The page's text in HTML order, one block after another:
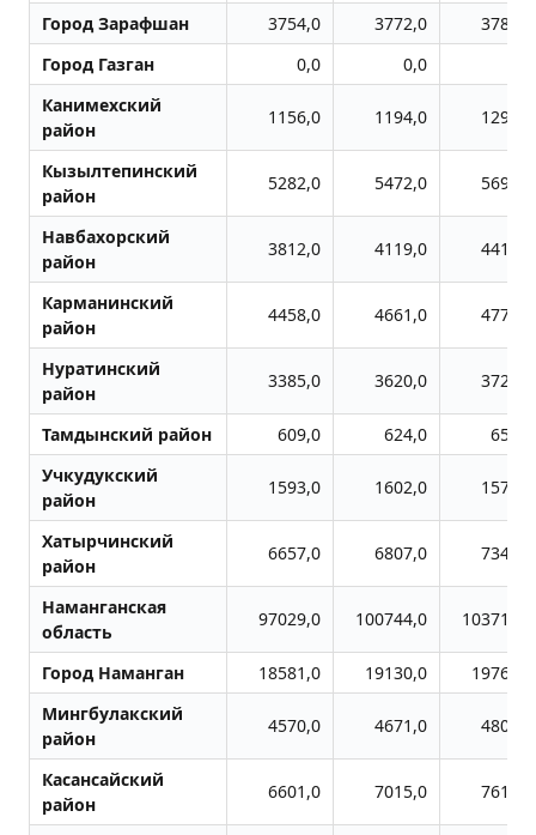
Город Заpафшан
3754,0 3772,0
3780,0
Город Газган
0,0 0,0
Канимехский
район
1156,0 1194,0 1293,0
Кызылтепинский
район
5282,0 5472,0 5692,0
Навбахорский
район
3812,0 4119,0 4414,0
Карманинский
район
4458,0 4661,0 4773,0
Нуратинский
район
3385,0 3620,0 3724,0
Тамдынский район 609,0 624,0
655,0
Учкудукский
район
1593,0 1602,0 1570,0
Хатырчинский
район
6657,0 6807,0 7345,0
Наманганская
область
97029,0 100744,0 103718,0
Город Наманган 18581,0 19130,0
19762,0
Мингбулакский
район
4570,0 4671,0 4808,0
Касансайский
район
6601,0 7015,0 7619,0